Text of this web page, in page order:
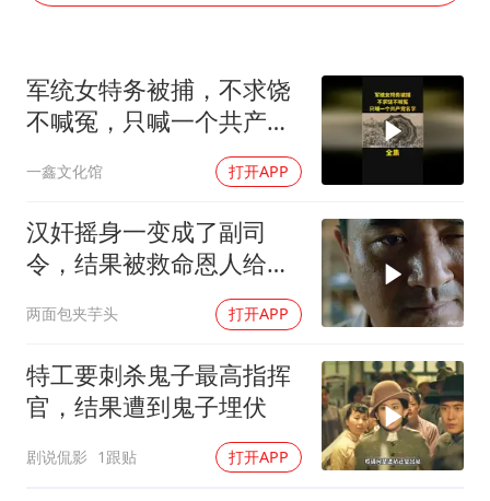
NBA传奇教练老尼尔森去世
加沙约14万栋建筑被完全摧毁
5万小车卖不动 微型代步车集体遇冷
“皋”在低处
从科技创新看开局起步的时与势
军统女特务被捕，不求饶
不喊冤，只喊一个共产党
一鑫文化馆 打开APP
汉奸摇身一变成了副司
令，结果被救命恩人给认
两面包夹芋头 打开APP
特工要刺杀鬼子最高指挥
官，结果遭到鬼子埋伏
剧说侃影 1跟贴 打开APP